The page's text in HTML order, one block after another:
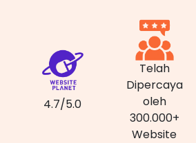
4.7/5.0
Telah
Dipercaya
oleh
300.000+
Website